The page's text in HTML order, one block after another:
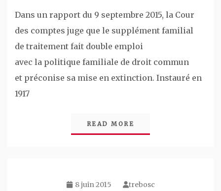
Dans un rapport du 9 septembre 2015, la Cour
des comptes juge que le supplément familial
de traitement fait double emploi
avec la politique familiale de droit commun
et préconise sa mise en extinction. Instauré en
1917
READ MORE
8 juin 2015 trebosc